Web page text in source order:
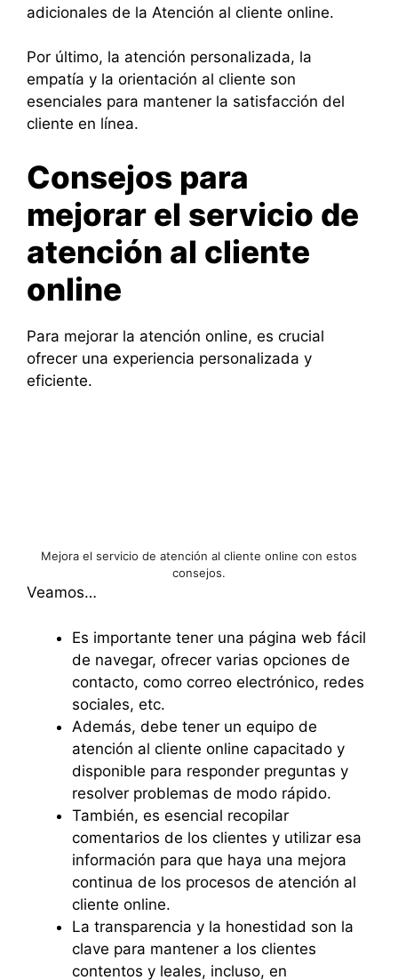
adicionales de la Atención al cliente online.
Por último, la atención personalizada, la
empatía y la orientación al cliente son
esenciales para mantener la satisfacción del
cliente en línea.
Consejos para
mejorar el servicio de
atención al cliente
online
Para mejorar la atención online, es crucial
ofrecer una experiencia personalizada y
eficiente.
Mejora el servicio de atención al cliente online con estos
consejos.
Veamos…
Es importante tener una página web fácil
de navegar, ofrecer varias opciones de
contacto, como correo electrónico, redes
sociales, etc.
Además, debe tener un equipo de
atención al cliente online capacitado y
disponible para responder preguntas y
resolver problemas de modo rápido.
También, es esencial recopilar
comentarios de los clientes y utilizar esa
información para que haya una mejora
continua de los procesos de atención al
cliente online.
La transparencia y la honestidad son la
clave para mantener a los clientes
contentos y leales, incluso, en